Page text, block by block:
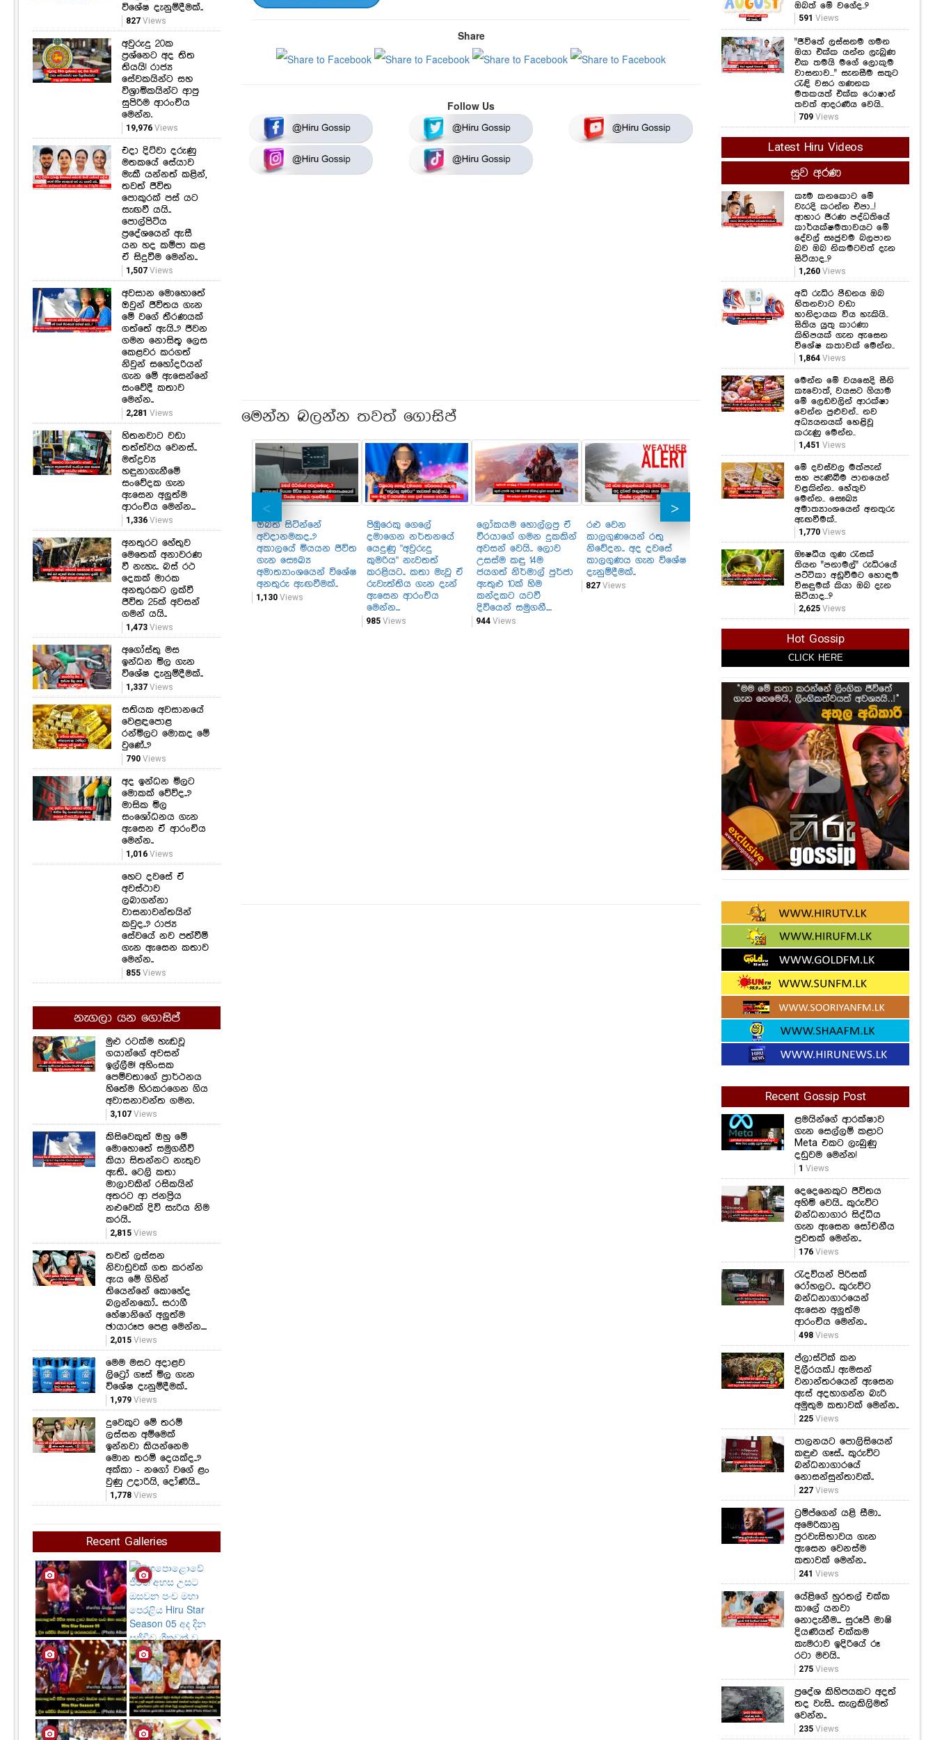
Share
Follow Us
මෙන්න බලන්න තවත් ගොසිප්
ඔබත් සිටින්නේ
අවදානමකද..?
අකාලයේ මියයන ජීවිත
ගැන සෞඛ්‍ය
අමාත්‍යාංශයෙන් විශේෂ
අනතුරු ඇඟවීමක්..
1,130 Views
පිඹුරෙකු ගෙලේ
දමාගෙන නර්තනයේ
යෙදුණු "අවුරුදු
කුමරිය" නැවතත්
කරළියට.. කතා මැවූ ඒ
රුවැත්තිය ගැන දැන්
ඇසෙන ආරංචිය
මෙන්න...
985 Views
ලෝකයම හොල්ලපු ඒ
වීරයාගේ ගමන දුකකින්
අවසන් වෙයි.. ලොව
උසස්ම කඳු 14ම
ජයගත් නිර්මාල් පුර්ජා
ඇතුළු 10ක් හිම
කන්දකට යටවී
දිවියෙන් සමුගනී....
944 Views
රළු වෙන
කාලගුණයෙන් රතු
නිවේදන.. අද දවසේ
කාලගුණය ගැන විශේෂ
දැනුම්දීමක්..
827 Views
තරුව ෂකීබ් අල් හසන්
ගැන ඇසුණු ඒ
ආරංචිය මෙන්න..
Views
කිසිම මේකප් එකක්,
ෆිල්ටර් එකක් නෑ..
ලෝකයක් හොල්ලපු
ඉතියෝපියානු
තරුණියගේ අමුතුම
ලස්සන මෙන්න
අනාගතේ සුපිරි මොඩල්
මෙයා තමයි..
1,345Views
ඔබත් මේ වගේද..?
591 Views
"ජීවිතේ ලස්සනම ගමන
ඔයා එක්ක යන්න ලැබුණ
එක තමයි මගේ ලොකුම
වාසනාව..." සැනසීම සතුට
රැඳි වසර ගණනක
මතකයත් එක්ක රොෂාන්
තවත් ආදරණීය වෙයි..
709 Views
Latest Hiru Videos
සුව අරණ
කෑම කනකොට මේ
වැරදි කරන්න එපා...!
ආහාර ජීරණ පද්ධතියේ
කාර්යක්ෂමතාවයට මේ
දේවල් සෘජුවම බලපාන
බව ඔබ නිකමටවත් දැන
සිටියාද..?
1,260 Views
අධි රුධිර පීඩනය ඔබ
හිතනවාට වඩා
හානිදායක විය හැකියි..
සිතිය යුතු කාරණා
කිහිපයක් ගැන ඇසෙන
විශේෂ කතාවක් මෙන්න..
1,864 Views
මෙන්න මේ වයසෙදි සීනි
කෑවොත්, වයසට ගියාම
මේ ලෙඩවලින් ආරක්ෂා
වෙන්න පුළුවන්.. නව
අධ්‍යයනයක් හෙළිවූ
කරුණු මෙන්න..
1,451 Views
මේ දවස්වල මත්පැන්
සහ පැණිබීම පානයෙන්
වළකින්න.. හේතුව
මෙන්න.. සෞඛ්‍ය
අමාත්‍යාංශයෙන් අනතුරු
ඇඟවීමක්..
1,770 Views
ඖෂධීය ගුණ රැසක්
තියන "පනාමල්" රුධිරයේ
පට්ටිකා අඩුවීමට හොඳම
විසඳුමක් කියා ඔබ දැන
සිටියාද...?
2,625 Views
Hot Gossip
CLICK HERE
Recent Gossip Post
ළමයින්ගේ ආරක්ෂාව
ගැන සෙල්ලම් කළාට
Meta එකට ලැබුණු
දඩුවම මෙන්න!
1 Views
දෙදෙනෙකුට ජීවිතය
අහිමි වෙයි.. කුරුවිට
බන්ධනාගාර සිද්ධිය
ගැන ඇසෙන සෝචනීය
පුවතක් මෙන්න..
176 Views
රැදවියන් පිරිසක්
රෝහලට.. කුරුවිට
බන්ධනාගාරයෙන්
ඇසෙන අලුත්ම
ආරංචිය මෙන්න..
498 Views
ප්ලාස්ටික් කන
දිලීරයක්..! ඇමසන්
වනාන්තරයෙන් ඇසෙන
ඇස් අදහාගන්න බැරි
අමුතුම කතාවක් මෙන්න..
225 Views
පාලනයට පොලිසියෙන්
කඳුළු ගෑස්.. කුරුවිට
බන්ධනාගාරයේ
නොසන්සුන්තාවක්..
227 Views
ට්‍රම්ප්ගෙන් යළි සීමා..
අමෙරිකානු
පුරවැසිභාවය ගැන
ඇසෙන වෙනස්ම
කතාවක් මෙන්න..
241 Views
යේළිගේ හුරතල් එක්ක
කාලේ යනවා
නොදැනීම... සුරූපී මාෂි
දියණියත් එක්කම
කැමරාව ඉදිරියේ රූ
රටා මවයි..
275 Views
ප්‍රදේශ කිහිපයකට අදත්
තද වැසි.. සැලකිලිමත්
වෙන්න..
235 Views
විශේෂ දැනුම්දීමක්..
827Views
අවුරුදු 20ක
ප්‍රශ්නෙට අද තිත
තියයි! රාජ්‍ය
සේවකයින්ට සහ
විශ්‍රාමිකයින්ට ආපු
සුපිරිම ආරංචිය
මෙන්න.
19,976Views
එදා දිට්වා දරුණු
මතකයේ සේයාව
මැකී යන්නත් කළින්,
තවත් ජීවිත
පොකුරක් පස් යට
සැඟවී යයි..
පොල්පිටිය
ප්‍රදේශයෙන් ඇසී
යන හද කම්පා කළ
ඒ සිදුවීම මෙන්න..
1,507Views
අවසාන මොහොතේ
ඔවුන් ජීවිතය ගැන
මේ වගේ තීරණයක්
ගත්තේ ඇයි..? ජීවන
ගමන නොසිතූ ලෙස
කෙළවර කරගත්
නිවුන් සහෝදරියන්
ගැන මේ ඇසෙන්නේ
සංවේදී කතාව
මෙන්න..
2,281 Views
හිතනවාට වඩා
තත්ත්වය වෙනස්..
මත්ද්‍රව්‍ය
හඳුනාගැනීමේ
සංවේදක ගැන
ඇසෙන අලුත්ම
ආරංචිය මෙන්න...
1,336Views
අනතුරට හේතුව
මෙතෙක් අනාවරණ
වී නැහැ.. බස් රථ
දෙකක් මාරක
අනතුරකට ලක්වී
ජීවිත 25ක් අවසන්
ගමන් යයි..
1,473Views
අගෝස්තු මස
ඉන්ධන මිල ගැන
විශේෂ දැනුම්දීමක්..
1,337Views
සතියක අවසානයේ
වෙළඳපොළ
රන්මිලට මොකද මේ
වුණේ..?
790Views
අද ඉන්ධන මිලට
මොකක් වේවිද..?
මාසික මිල
සංශෝධනය ගැන
ඇසෙන ඒ ආරංචිය
මෙන්න..
1,016Views
හෙට දවසේ ඒ
අවස්ථාව
ලබාගන්නා
වාසනාවන්තයින්
කවුද..? රාජ්‍ය
සේවයේ නව පත්වීම්
ගැන ඇසෙන කතාව
මෙන්න..
855Views
නැගලා යන ගොසිප්
මුළු රටක්ම හැඬවූ
ගයාන්ගේ අවසන්
ඉල්ලීම! අහිංසක
පෙම්වතාගේ ප්‍රාර්ථනය
හිතේම හිරකරගෙන ගිය
අවාසනාවන්ත ගමන.
3,107 Views
කිසිවෙකුත් ඔහු මේ
මොහොතේ සමුගනීවි
කියා සිතන්නට නැතුව
ඇති.. ටෙලි කතා
මාලාවකින් රසිකයින්
අතරට ආ ජනප්‍රිය
නළුවෙක් දිවි සැරිය නිම
කරයි..
2,815 Views
තවත් ලස්සන
නිවාඩුවක් ගත කරන්න
ඇය මේ ගිහින්
තියෙන්නේ කොහේද
බලන්නකෝ.. සරාගී
හේෂානිගේ අලුත්ම
ඡායාරූප පෙළ මෙන්න....
2,015 Views
මෙම මසට අදාළව
ලිට්‍රෝ ගෑස් මිල ගැන
විශේෂ දැනුම්දීමක්..
1,979 Views
දුවෙකුට මේ තරම්
ලස්සන අම්මෙක්
ඉන්නවා කියන්නෙම
මොන තරම් දෙයක්ද..?
අක්කා - නගෝ වගේ ළං
වුණු උදාරියි, දෝණියි...
1,778 Views
Recent Galleries